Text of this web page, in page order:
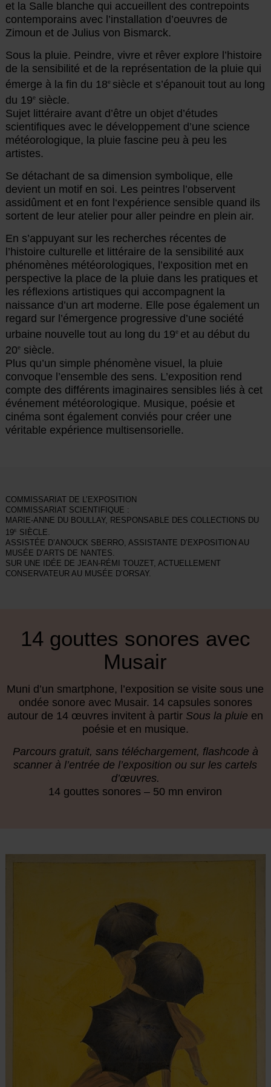
et la Salle blanche qui accueillent des contrepoints
contemporains avec l’installation d’oeuvres de
Zimoun et de Julius von Bismarck.
Sous la pluie. Peindre, vivre et rêver explore l’histoire
de la sensibilité et de la représentation de la pluie qui
émerge à la fin du 18e siècle et s’épanouit tout au long
du 19esiècle.
Sujet littéraire avant d’être un objet d’études
scientifiques avec le développement d’une science
météorologique, la pluie fascine peu à peu les
artistes.
Se détachant de sa dimension symbolique, elle
devient un motif en soi. Les peintres l’observent
assidûment et en font l‘expérience sensible quand ils
sortent de leur atelier pour aller peindre en plein air.
En s’appuyant sur les recherches récentes de
l’histoire culturelle et littéraire de la sensibilité aux
phénomènes météorologiques, l’exposition met en
perspective la place de la pluie dans les pratiques et
les réflexions artistiques qui accompagnent la
naissance d’un art moderne. Elle pose également un
regard sur l’émergence progressive d’une société
urbaine nouvelle tout au long du 19e et au début du
20esiècle.
Plus qu’un simple phénomène visuel, la pluie
convoque l’ensemble des sens. L’exposition rend
compte des différents imaginaires sensibles liés à cet
événement météorologique. Musique, poésie et
cinéma sont également conviés pour créer une
véritable expérience multisensorielle.
COMMISSARIAT DE L’EXPOSITION
COMMISSARIAT SCIENTIFIQUE :
MARIE-ANNE DU BOULLAY, RESPONSABLE DES COLLECTIONS DU
19E
SIÈCLE.
ASSISTÉE D’ANOUCK SBERRO, ASSISTANTE D’EXPOSITION AU
MUSÉE D’ARTS DE NANTES.
SUR UNE IDÉE DE JEAN-RÉMI TOUZET, ACTUELLEMENT
CONSERVATEUR AU MUSÉE D’ORSAY.
14 gouttes sonores avec
Musair
Muni d’un smartphone, l’exposition se visite sous une
ondée sonore avec Musair. 14 capsules sonores
autour de 14 œuvres invitent à partir Sous la pluie en
poésie et en musique.
Parcours gratuit, sans téléchargement, flashcode à
scanner à l’entrée de l’exposition ou sur les cartels
d’œuvres.
14 gouttes sonores – 50 mn environ